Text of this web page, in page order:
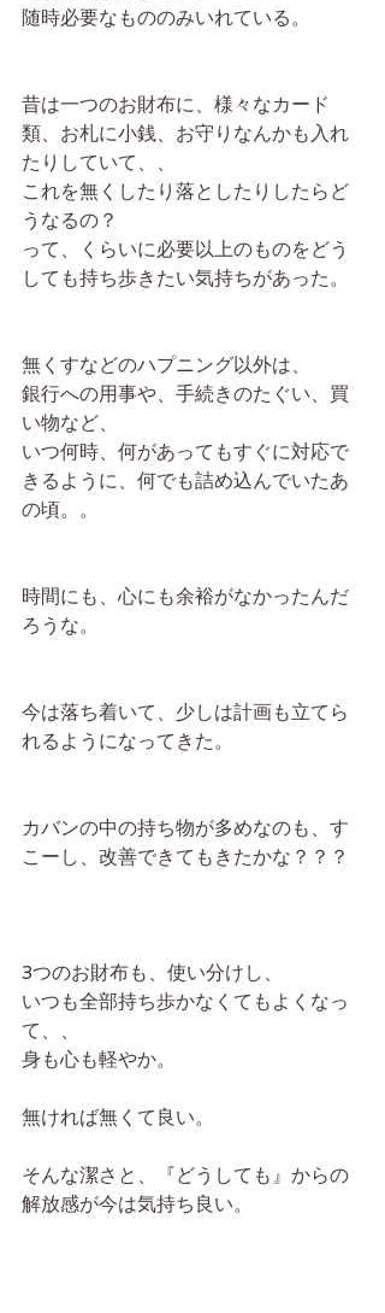
随時必要なもののみいれている。
昔は一つのお財布に、様々なカード
類、お札に小銭、お守りなんかも入れ
たりしていて、、
これを無くしたり落としたりしたらど
うなるの？
って、くらいに必要以上のものをどう
しても持ち歩きたい気持ちがあった。
無くすなどのハプニング以外は、
銀行への用事や、手続きのたぐい、買
い物など、
いつ何時、何があってもすぐに対応で
きるように、何でも詰め込んでいたあ
の頃。。
時間にも、心にも余裕がなかったんだ
ろうな。
今は落ち着いて、少しは計画も立てら
れるようになってきた。
カバンの中の持ち物が多めなのも、す
こーし、改善できてもきたかな？？？
3つのお財布も、使い分けし、
いつも全部持ち歩かなくてもよくなっ
て、、
身も心も軽やか。
無ければ無くて良い。
そんな潔さと、『どうしても』からの
解放感が今は気持ち良い。